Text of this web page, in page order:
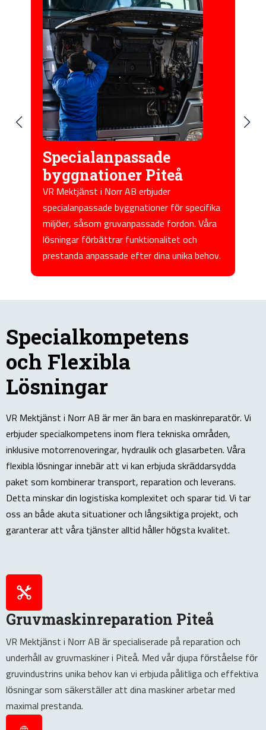
specifika
Våra
behov.
Mobila fältjänster Piteå
Vår mobila fältjänst gör det möjligt för oss
att utföra reparationer och service direkt på
plats hos våra kunder i Piteå. Detta minskar
stillestånd och säkerställer att dina
Specialkompetens
och Flexibla
Lösningar
VR Mektjänst i Norr AB är mer än bara en maskinreparatör. Vi
erbjuder specialkompetens inom flera tekniska områden,
inklusive motorrenoveringar, hydraulik och glasarbeten. Våra
flexibla lösningar innebär att vi kan erbjuda skräddarsydda
paket som kombinerar transport, reparation och leverans.
Detta minskar din logistiska komplexitet och sparar tid. Vi tar
oss an både akuta situationer och långsiktiga projekt, och
garanterar att våra tjänster alltid håller högsta kvalitet.
Gruvmaskinreparation Piteå
VR Mektjänst i Norr AB är specialiserade på reparation och
underhåll av gruvmaskiner i Piteå. Med vår djupa förståelse för
gruvindustrins unika behov kan vi erbjuda pålitliga och effektiva
lösningar som säkerställer att dina maskiner arbetar med
maximal prestanda.